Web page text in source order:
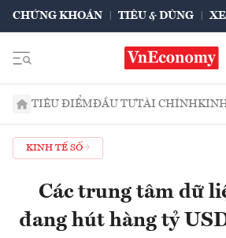
CHỨNG KHOÁN TIÊU & DÙNG XE
TIÊU ĐIỂMĐẦU TƯTÀI CHÍNH
KINH TẾ SỐ
Các trung tâm dữ
đang hút hàng tỷ